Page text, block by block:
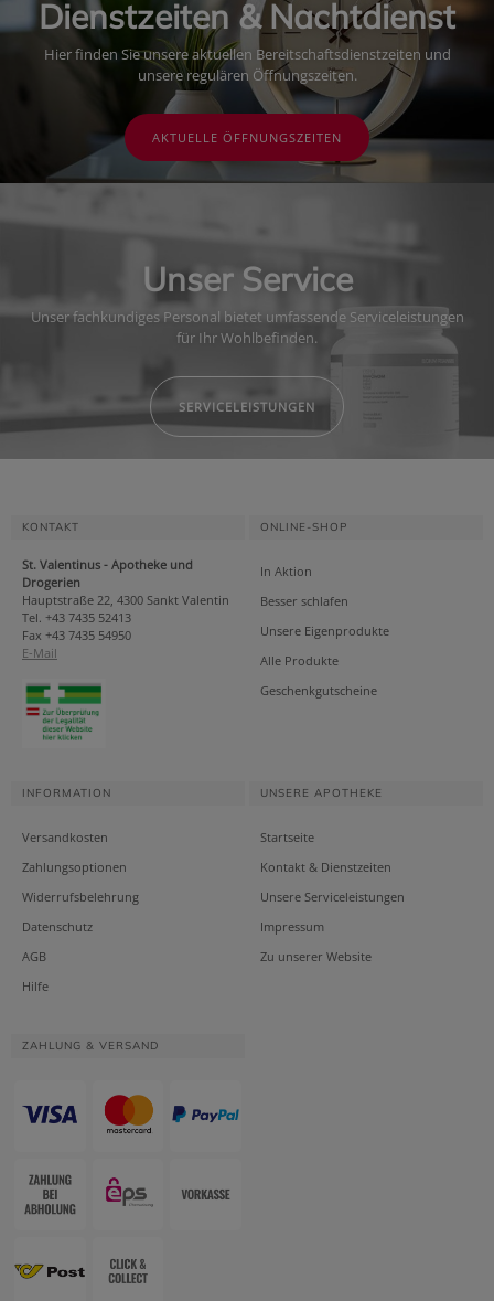
Dienstzeiten & Nachtdienst
Hier finden Sie unsere aktuellen Bereitschaftsdienstzeiten und
unsere regulären Öffnungszeiten.
AKTUELLE ÖFFNUNGSZEITEN
Unser Service
Unser fachkundiges Personal bietet umfassende Serviceleistungen
für Ihr Wohlbefinden.
SERVICELEISTUNGEN
KONTAKT
St. Valentinus - Apotheke und
Drogerien
Hauptstraße 22, 4300 Sankt Valentin
Tel. +43 7435 52413
Fax +43 7435 54950
E-Mail
ONLINE-SHOP
In Aktion
Besser schlafen
Unsere Eigenprodukte
Alle Produkte
Geschenkgutscheine
INFORMATION
Versandkosten
Zahlungsoptionen
Widerrufsbelehrung
Datenschutz
AGB
Hilfe
UNSERE APOTHEKE
Startseite
Kontakt & Dienstzeiten
Unsere Serviceleistungen
Impressum
Zu unserer Website
ZAHLUNG & VERSAND